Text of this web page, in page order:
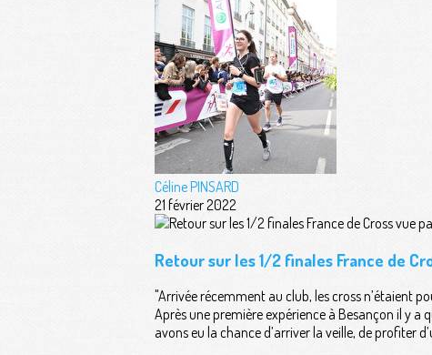
Céline PINSARD
21 février 2022
Retour sur les 1/2 finales France de
"Arrivée récemment au club, les cross n’étaient
Après une première expérience à Besançon il y a
avons eu la chance d’arriver la veille, de profiter